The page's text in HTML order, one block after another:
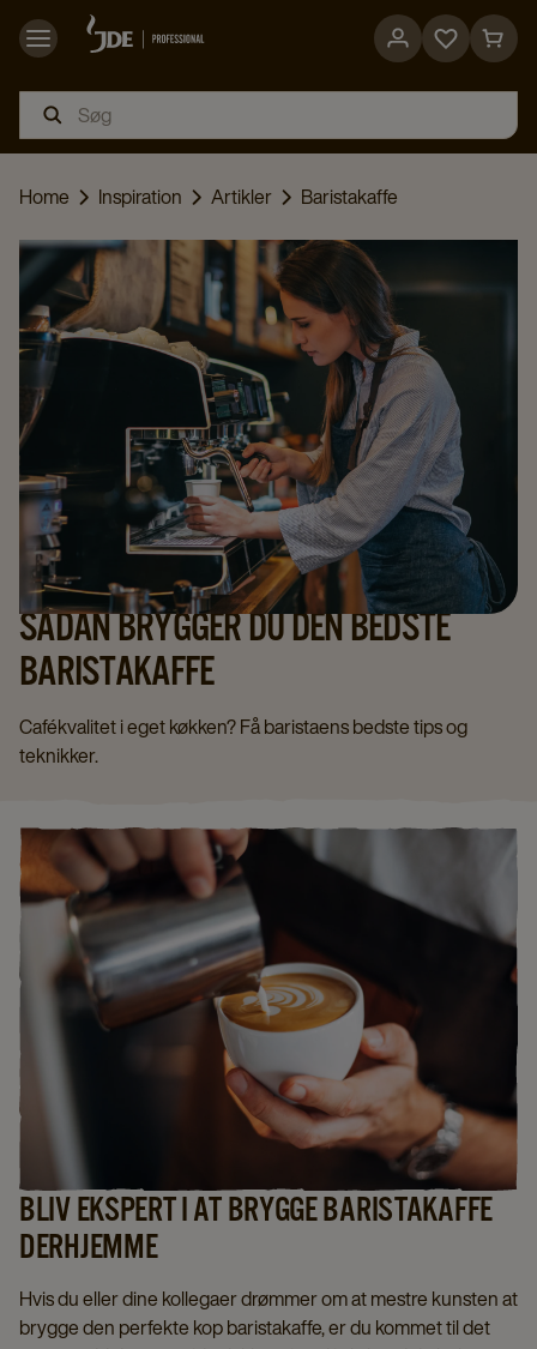
Go
page
Go
page
Home Inspiration Artikler Baristakaffe
SÅDAN BRYGGER DU DEN BEDSTE
BARISTAKAFFE
Cafékvalitet i eget køkken? Få baristaens bedste tips og
teknikker.
BLIV EKSPERT I AT BRYGGE BARISTAKAFFE
DERHJEMME
Hvis du eller dine kollegaer drømmer om at mestre kunsten at
brygge den perfekte kop baristakaffe, er du kommet til det